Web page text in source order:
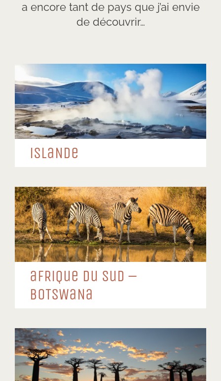
a encore tant de pays que j’ai envie
de découvrir…
iSLaNDe
aFRiQue Du SuD –
BoTSWaNa